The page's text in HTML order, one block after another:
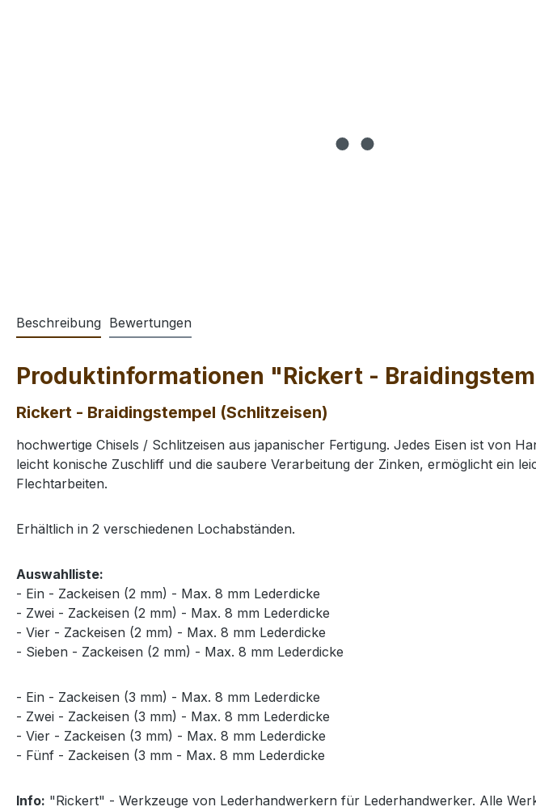
Beschreibung Bewertungen
Produktinformationen "Rickert -
Rickert - Braidingstempel (Schlitzeisen)
hochwertige Chisels / Schlitzeisen aus japanischer Fertigung. Jedes Eisen ist von
leicht konische Zuschliff und die saubere Verarbeitung der Zinken, ermöglicht ein
Flechtarbeiten.
Erhältlich in 2 verschiedenen Lochabständen.
Auswahlliste:
- Ein - Zackeisen (2 mm) - Max. 8 mm Lederdicke
- Zwei - Zackeisen (2 mm) - Max. 8 mm Lederdicke
- Vier - Zackeisen (2 mm) - Max. 8 mm Lederdicke
- Sieben - Zackeisen (2 mm) - Max. 8 mm Lederdicke
- Ein - Zackeisen (3 mm) - Max. 8 mm Lederdicke
- Zwei - Zackeisen (3 mm) - Max. 8 mm Lederdicke
- Vier - Zackeisen (3 mm) - Max. 8 mm Lederdicke
- Fünf - Zackeisen (3 mm - Max. 8 mm Lederdicke
Info: "Rickert" - Werkzeuge von Lederhandwerkern für Lederhandwerker. Alle